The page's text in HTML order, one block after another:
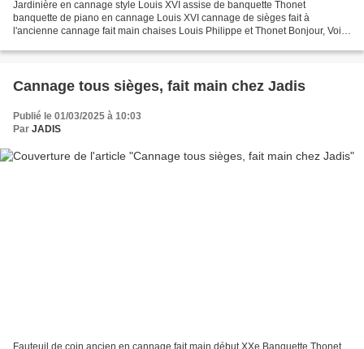
Jardinière en cannage style Louis XVI assise de banquette Thonet
banquette de piano en cannage Louis XVI cannage de sièges fait à
l'ancienne cannage fait main chaises Louis Philippe et Thonet Bonjour, Voici
Cannage tous sièges, fait main chez Jadis
Publié le 01/03/2025 à 10:03
Par JADIS
Fauteuil de coin ancien en cannage fait main début XXe Banquette Thonet